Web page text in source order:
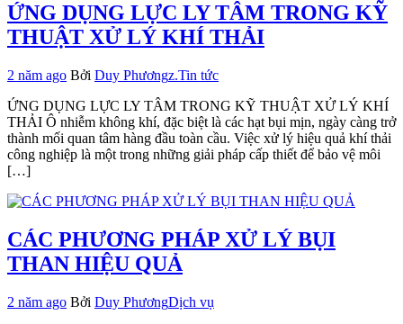
ỨNG DỤNG LỰC LY TÂM TRONG KỸ
THUẬT XỬ LÝ KHÍ THẢI
2 năm ago Bởi Duy Phươngz.Tin tức
ỨNG DỤNG LỰC LY TÂM TRONG KỸ THUẬT XỬ LÝ KHÍ
THẢI Ô nhiễm không khí, đặc biệt là các hạt bụi mịn, ngày càng trở
thành mối quan tâm hàng đầu toàn cầu. Việc xử lý hiệu quả khí thải
công nghiệp là một trong những giải pháp cấp thiết để bảo vệ môi
[…]
CÁC PHƯƠNG PHÁP XỬ LÝ BỤI
THAN HIỆU QUẢ
2 năm ago Bởi Duy PhươngDịch vụ